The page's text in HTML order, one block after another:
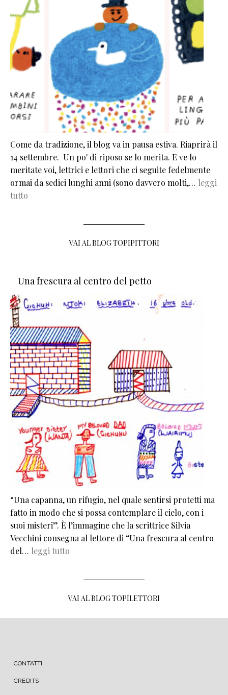
Come da tradizione, il blog va in pausa estiva. Riaprirà il
14 settembre. Un po' di riposo se lo merita. E ve lo
meritate voi, lettrici e lettori che ci seguite fedelmente
ormai da sedici lunghi anni (sono davvero molti,… leggi
tutto
VAI AL BLOG TOPIPITTORI
Una frescura al centro del petto
“Una capanna, un rifugio, nel quale sentirsi protetti ma
fatto in modo che si possa contemplare il cielo, con i
suoi misteri”. È l’immagine che la scrittrice Silvia
Vecchini consegna al lettore di “Una frescura al centro
del… leggi tutto
VAI AL BLOG TOPILETTORI
MENU FOOTER
CONTATTI
CREDITS